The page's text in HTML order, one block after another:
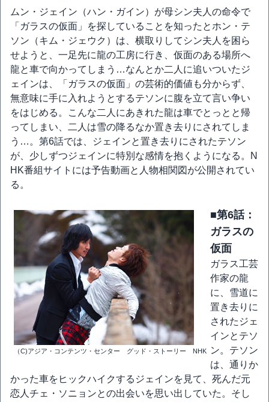
ムン・ジェイン（ハン・ガイン）が母シン夫人の命令で
「ガラスの仮面」を探していることを知ったとホン・テ
ソン（キム・ジェウク）は、横取りしてシン夫人を困ら
せようと、一足先に龍の工房に行き、仮面のある場所へ
龍と車で向かってしまう…なんとか二人に追いついたジ
ェインは、「ガラスの仮面」の芸術的価値も分からず、
無意味に手に入れようとするテソンに腹を立て言い争い
をはじめる。こんな二人にあきれた龍は車でとっとと帰
ってしまい、二人は雪の降るなか置き去りにされてしま
う…。第6話では、ジェインと置き去りにされたテソン
が、少しずつジェインに特別な感情を抱くようになる。N
HK番組サイトには予告動画と人物相関図が公開されてい
る。
（C)アジア・コンテンツ・センター グッド・ストーリー NHK
■第6話：
ガラスの
仮面
ガラス工芸
作家の龍
に、雪道に
置き去りに
されたジェ
インとテソ
ン。テソン
は、通りか
かった車をヒックハイクするジェインを見て、死んだ元
恋人チェ・ソニョンとの出会いを思い出していた。そし